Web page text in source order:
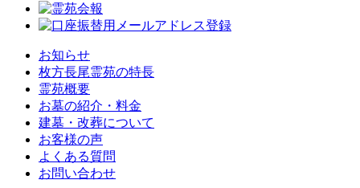
お知らせ
枚方長尾霊苑の特長
霊苑概要
お墓の紹介・料金
建墓・改葬について
お客様の声
よくある質問
お問い合わせ